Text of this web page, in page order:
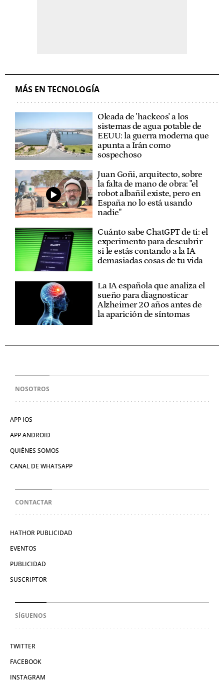
MÁS EN TECNOLOGÍA
Oleada de 'hackeos' a los
sistemas de agua potable de
EEUU: la guerra moderna que
apunta a Irán como
sospechoso
Juan Goñi, arquitecto, sobre
la falta de mano de obra: "el
robot albañil existe, pero en
España no lo está usando
nadie"
Cuánto sabe ChatGPT de ti: el
experimento para descubrir
si le estás contando a la IA
demasiadas cosas de tu vida
La IA española que analiza el
sueño para diagnosticar
Alzheimer 20 años antes de
la aparición de síntomas
NOSOTROS
APP IOS
APP ANDROID
QUIÉNES SOMOS
CANAL DE WHATSAPP
CONTACTAR
HATHOR PUBLICIDAD
EVENTOS
PUBLICIDAD
SUSCRIPTOR
SÍGUENOS
TWITTER
FACEBOOK
INSTAGRAM